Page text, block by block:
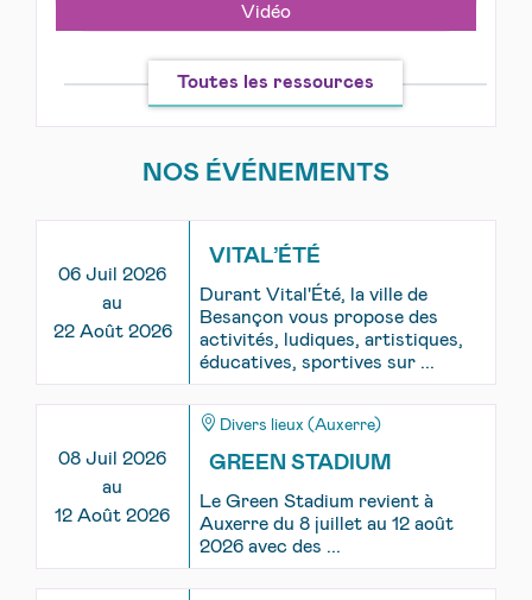
Vidéo
Toutes les ressources
NOS ÉVÉNEMENTS
06 Juil 2026
au
22 Août 2026
VITAL’ÉTÉ
Durant Vital'Été, la ville de
Besançon vous propose des
activités, ludiques, artistiques,
éducatives, sportives sur ...
08 Juil 2026
au
12 Août 2026
Divers lieux (Auxerre)
GREEN STADIUM
Le Green Stadium revient à
Auxerre du 8 juillet au 12 août
2026 avec des ...